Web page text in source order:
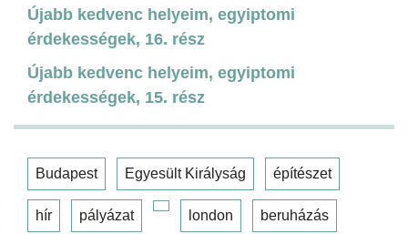
Újabb kedvenc helyeim, egyiptomi
érdekességek, 16. rész
Újabb kedvenc helyeim, egyiptomi
érdekességek, 15. rész
Budapest Egyesült Királyság építészet
hír pályázat london beruházás